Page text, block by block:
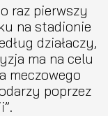
raz pierwszy
na stadionie
działaczy,
ma na celu
meczowego
poprzez